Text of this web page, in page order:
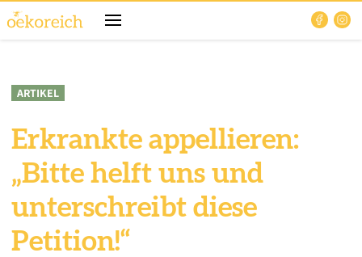
ARTIKEL
Erkrankte appellieren:
„Bitte helft uns und
unterschreibt diese
Petition!“